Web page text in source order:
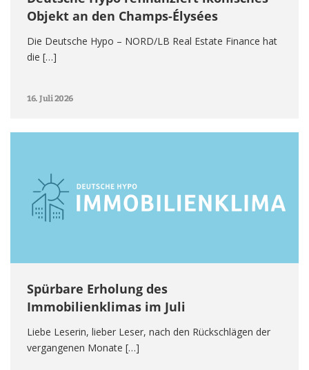
Objekt an den Champs-Élysées
Die Deutsche Hypo – NORD/LB Real Estate Finance hat
die […]
16. Juli 2026
Spürbare Erholung des
Immobilienklimas im Juli
Liebe Leserin, lieber Leser, nach den Rückschlägen der
vergangenen Monate […]